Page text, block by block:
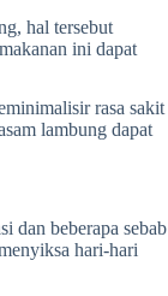
hal tersebut
ini dapat
rasa sakit
lambung dapat
dan beberapa sebab
hari-hari